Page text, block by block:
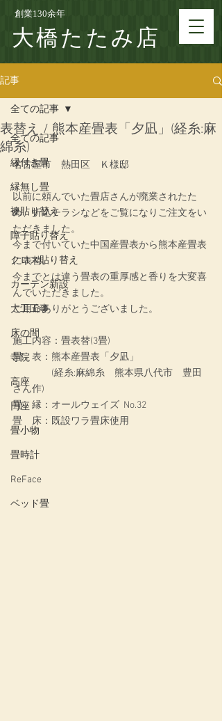
創業130余年
大橋たたみ店
記事
全ての記事
縁付き畳
縁無し畳
襖貼り替え
障子貼り替え
クロス貼り替え
カーテン新設
大工工事
床の間
寺院
高座
円座
畳小物
畳時計
ReFace
ベッド畳
全ての記事
表替え / 熊本産畳表「夕凪」(経糸:麻
綿糸)
名古屋市　熱田区　Ｋ様邸
以前に頼んでいた畳店さんが廃業されたた
め、折込チラシなどをご覧になりご注文をい
ただきました。
今まで付いていた中国産畳表から熊本産畳表
に表替。
今までとは違う畳表の重厚感と香りを大変喜
んでいただきました。
ご用命ありがとうございました。
施工内容： 畳表替(3畳)
畳　表：熊本産畳表「夕凪」
(経糸:麻綿糸　熊本県八代市　豊田
さん作)
畳　縁：オールウェイズ  No.32
畳　床：既設ワラ畳床使用